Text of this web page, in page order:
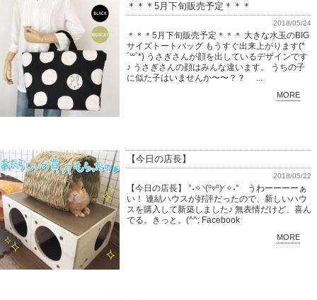
＊＊＊5月下旬販売予定＊＊＊
2018/05/24
＊＊＊5月下旬販売予定＊＊＊ 大きな水玉のBIG
サイズトートバッグ もうすぐ出来上がります(*
´꒳`*) うさぎさんが顔を出しているデザインです
♪ うさぎさんの顔はみんな違います。 うちの子
に似た子はいませんか〜〜？？ ...
MORE
【今日の店長】
2018/05/22
【今日の店長】 °˖✧◝(⁰▿⁰)◜✧˖° うわーーーーぁ
い！ 連結ハウスが好評だったので、新しいハウ
スを購入して新築しました♪ 無表情だけど、喜ん
でる。きっと。(^^; Facebook
MORE